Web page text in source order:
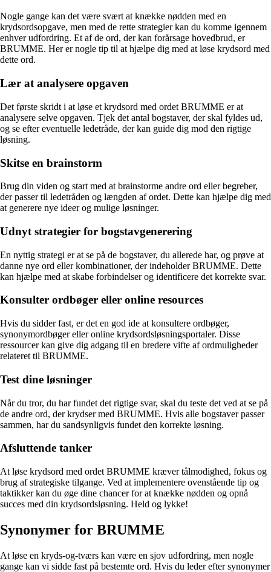
Nogle gange kan det være svært at knække nødden med en
krydsordsopgave, men med de rette strategier kan du komme igennem
enhver udfordring. Et af de ord, der kan forårsage hovedbrud, er
BRUMME. Her er nogle tip til at hjælpe dig med at løse krydsord med
dette ord.
Lær at analysere opgaven
Det første skridt i at løse et krydsord med ordet BRUMME er at
analysere selve opgaven. Tjek det antal bogstaver, der skal fyldes ud,
og se efter eventuelle ledetråde, der kan guide dig mod den rigtige
løsning.
Skitse en brainstorm
Brug din viden og start med at brainstorme andre ord eller begreber,
der passer til ledetråden og længden af ordet. Dette kan hjælpe dig med
at generere nye ideer og mulige løsninger.
Udnyt strategier for bogstavgenerering
En nyttig strategi er at se på de bogstaver, du allerede har, og prøve at
danne nye ord eller kombinationer, der indeholder BRUMME. Dette
kan hjælpe med at skabe forbindelser og identificere det korrekte svar.
Konsulter ordbøger eller online resources
Hvis du sidder fast, er det en god ide at konsultere ordbøger,
synonymordbøger eller online krydsordsløsningsportaler. Disse
ressourcer kan give dig adgang til en bredere vifte af ordmuligheder
relateret til BRUMME.
Test dine løsninger
Når du tror, du har fundet det rigtige svar, skal du teste det ved at se på
de andre ord, der krydser med BRUMME. Hvis alle bogstaver passer
sammen, har du sandsynligvis fundet den korrekte løsning.
Afsluttende tanker
At løse krydsord med ordet BRUMME kræver tålmodighed, fokus og
brug af strategiske tilgange. Ved at implementere ovenstående tip og
taktikker kan du øge dine chancer for at knække nødden og opnå
succes med din krydsordsløsning. Held og lykke!
Synonymer for BRUMME
At løse en kryds-og-tværs kan være en sjov udfordring, men nogle
gange kan vi sidde fast på bestemte ord. Hvis du leder efter synonymer